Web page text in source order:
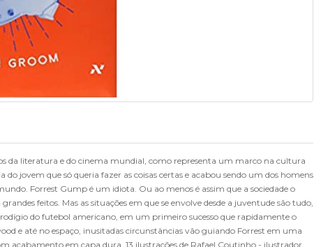
da literatura e do cinema mundial, como representa um marco na cultura
jovem que só queria fazer as coisas certas e acabou sendo um dos homens
Forrest Gump é um idiota. Ou ao menos é assim que a sociedade o
feitos. Mas as situações em que se envolve desde a juventude são tudo,
do futebol americano, em um primeiro sucesso que rapidamente o
e até no espaço, inusitadas circunstâncias vão guiando Forrest em uma
acabamento em capa dura, 13 ilustrações de Rafael Coutinho - ilustrador,